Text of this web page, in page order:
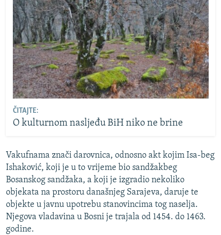
ČITAJTE:
O kulturnom nasljeđu BiH niko ne brine
Vakufnama znači darovnica, odnosno akt kojim Isa-beg
Ishaković, koji je u to vrijeme bio sandžakbeg
Bosanskog sandžaka, a koji je izgradio nekoliko
objekata na prostoru današnjeg Sarajeva, daruje te
objekte u javnu upotrebu stanovincima tog naselja.
Njegova vladavina u Bosni je trajala od 1454. do 1463.
godine.